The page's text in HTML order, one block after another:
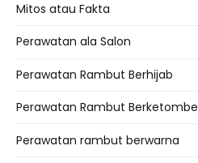
Mitos atau Fakta
Perawatan ala Salon
Perawatan Rambut Berhijab
Perawatan Rambut Berketombe
Perawatan rambut berwarna